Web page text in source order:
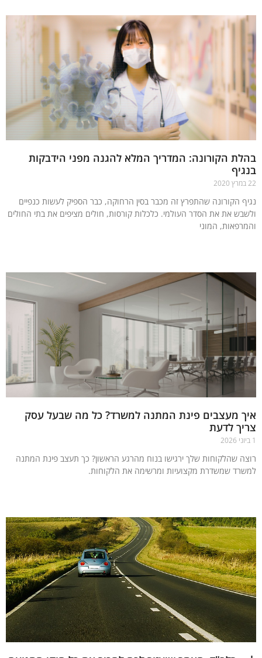
הקורונה: המדריך המלא להגנה מפני הידבקות
הקורונה שהתפרץ זה מכבר בסין הרחוקה, כבר הספיק לעשות כנפיים
את את הסדר העולמי. כלכלות קורסות, חולים מציפים את בתי החולים
המוני
מעצבים פינת המתנה למשרד? כל מה שבעל עסק
לדעת
שהלקוחות שלך ירגישו בנוח מהרגע הראשון? כך תעצב פינת המתנה
שמשדרת מקצועיות ומרשימה את הלקוחות.